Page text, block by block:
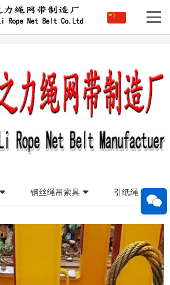
钢丝绳吊索具 引纸绳